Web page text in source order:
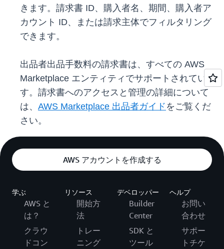
きます。請求書 ID、購入者名、期間、購入者ア
カウント ID、または請求主体でフィルタリング
できます。
出品者出品手数料の請求書は、すべての AWS
Marketplace エンティティでサポートされていま
す。請求書へのアクセスと管理の詳細について
は、 AWS Marketplace 出品者ガイド をご覧くだ
さい。
AWS アカウントを作成する
学ぶ
AWS と
は？
クラウ
ドコン
リソース
開始方
法
トレー
ニング
デベロッパー
Builder
Center
SDK と
ツール
ヘルプ
お問い
合わせ
サポー
トチケ